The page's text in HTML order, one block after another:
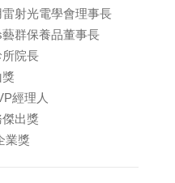
射光電學會理事長
藝群保養品董事長
院長
經理人
出獎
業獎